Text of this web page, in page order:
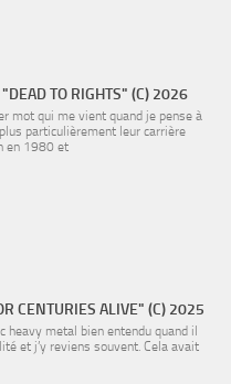
"DEAD TO RIGHTS" (C) 2026
mot qui me vient quand je pense à
particulièrement leur carrière
en 1980 et
CENTURIES ALIVE" (C) 2025
heavy metal bien entendu quand il
et j’y reviens souvent. Cela avait